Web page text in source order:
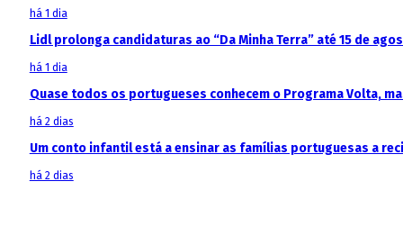
há 1 dia
Lidl prolonga candidaturas ao “Da Minha Terra” até 15 de
há 1 dia
Quase todos os portugueses conhecem o Programa Volta,
há 2 dias
Um conto infantil está a ensinar as famílias portuguesas a
há 2 dias